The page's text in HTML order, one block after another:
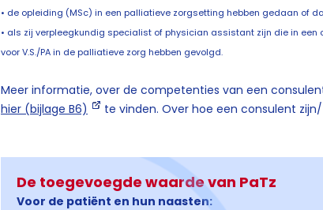
• de opleiding (MSc) in een palliatieve zorgsetting hebben gedaan of
• als zij verpleegkundig specialist of physician assistant zijn die in
voor V.S./PA in de palliatieve zorg hebben gevolgd.
Meer informatie, over de competenties van een
hier (bijlage B6)
te vinden. Over hoe een consulent
De toegevoegde waarde van PaTz
Voor de patiënt en hun naasten: